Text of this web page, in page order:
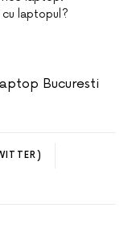
cu laptopul?
Bucuresti